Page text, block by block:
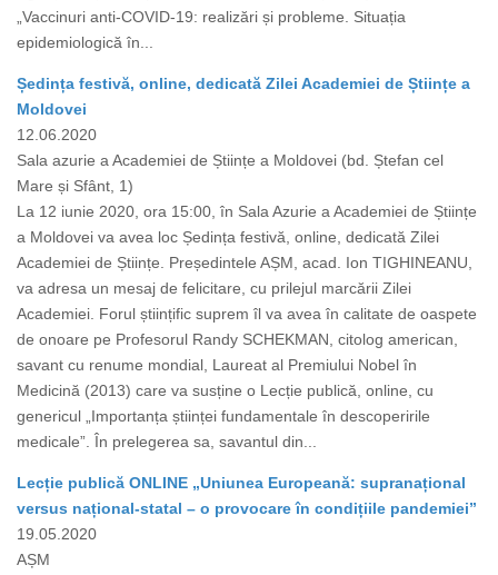
„Vaccinuri anti-COVID-19: realizări și probleme. Situația
epidemiologică în...
Ședința festivă, online, dedicată Zilei Academiei de Științe a
Moldovei
12.06.2020
Sala azurie a Academiei de Științe a Moldovei (bd. Ștefan cel
Mare și Sfânt, 1)
La 12 iunie 2020, ora 15:00, în Sala Azurie a Academiei de Științe
a Moldovei va avea loc Ședința festivă, online, dedicată Zilei
Academiei de Științe. Președintele AȘM, acad. Ion TIGHINEANU,
va adresa un mesaj de felicitare, cu prilejul marcării Zilei
Academiei. Forul științific suprem îl va avea în calitate de oaspete
de onoare pe Profesorul Randy SCHEKMAN, citolog american,
savant cu renume mondial, Laureat al Premiului Nobel în
Medicină (2013) care va susține o Lecție publică, online, cu
genericul „Importanța științei fundamentale în descoperirile
medicale”. În prelegerea sa, savantul din...
Lecție publică ONLINE „Uniunea Europeană: supranațional
versus național-statal – o provocare în condițiile pandemiei”
19.05.2020
AȘM